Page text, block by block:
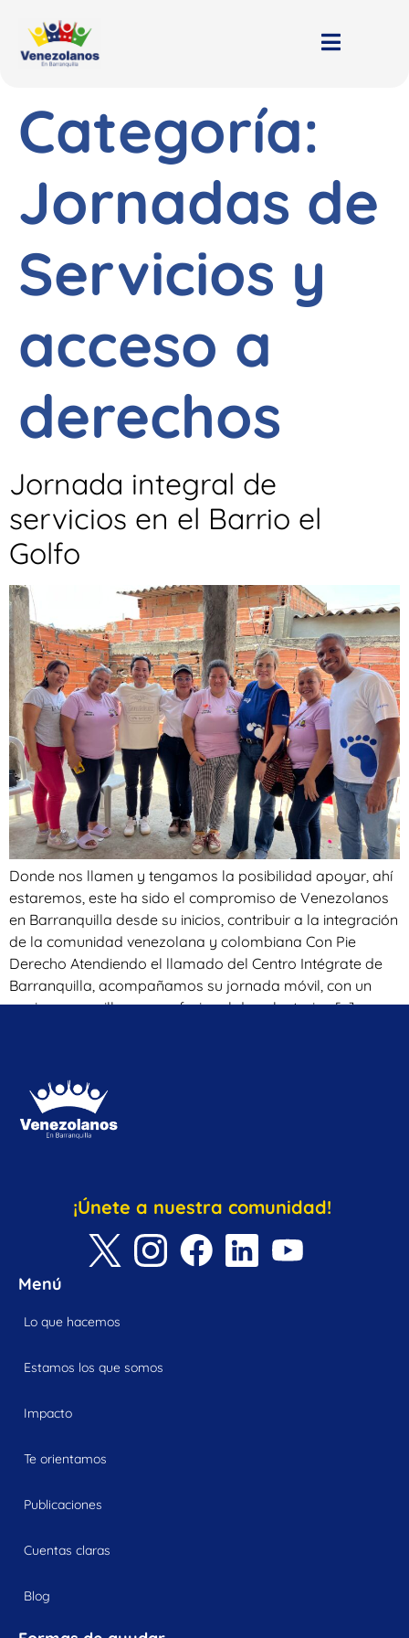
Categoría:
Jornadas de
Servicios y
acceso a
derechos
Jornada integral de
servicios en el Barrio el
Golfo
Donde nos llamen y tengamos la posibilidad apoyar, ahí
estaremos, este ha sido el compromiso de Venezolanos
en Barranquilla desde su inicios, contribuir a la integración
de la comunidad venezolana y colombiana Con Pie
Derecho Atendiendo el llamado del Centro Intégrate de
Barranquilla, acompañamos su jornada móvil, con un
equipo maravilloso y profesional de voluntarios […]
¡Únete a nuestra comunidad!
Menú
Lo que hacemos
Estamos los que somos
Impacto
Te orientamos
Publicaciones
Cuentas claras
Blog